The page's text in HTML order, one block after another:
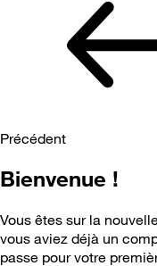
Précédent
Bienvenue !
Vous êtes sur la
vous aviez déjà un
passe pour votre